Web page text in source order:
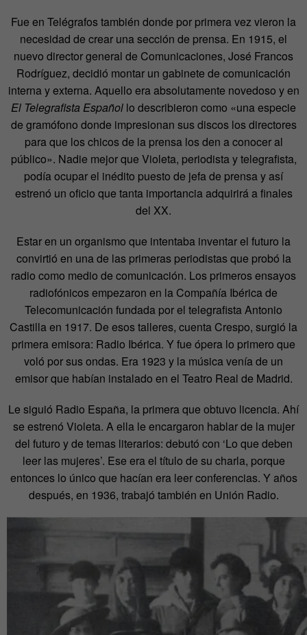
Fue en Telégrafos también donde por primera vez vieron la
necesidad de crear una sección de prensa. En 1915, el
nuevo director general de Comunicaciones, José Francos
Rodríguez, decidió montar un gabinete de comunicación
interna y externa. Aquello era absolutamente novedoso y en
El Telegrafista Español lo describieron como «una especie
de gramófono donde impresionan sus discos los directores
para que los chicos de la prensa los den a conocer al
público». Nadie mejor que Violeta, periodista y telegrafista,
podía ocupar el inédito puesto de jefa de prensa y así
estrenó un oficio que tanta importancia adquirirá a finales
del XX.
Estar en un organismo que intentaba inventar el futuro la
convirtió en una de las primeras periodistas que probó la
radio como medio de comunicación. Los primeros ensayos
radiofónicos empezaron en la Compañía Ibérica de
Telecomunicación fundada por el telegrafista Antonio
Castilla en 1917. De esos talleres, cuenta Crespo, surgió la
primera emisora: Radio Ibérica. Y fue ópera lo primero que
voló por sus ondas. Era 1923 y la música venía de un
emisor que habían instalado en el Teatro Real de Madrid.
Le siguió Radio España, la primera que obtuvo licencia. Ahí
se estrenó Violeta. A ella le encargaron hablar de la mujer
del futuro y de temas literarios: debutó con ‘Lo que deben
leer las mujeres’. Ese era el título de su charla, porque
entonces lo único que hacían era leer conferencias. Y años
después, en 1936, trabajó también en Unión Radio.